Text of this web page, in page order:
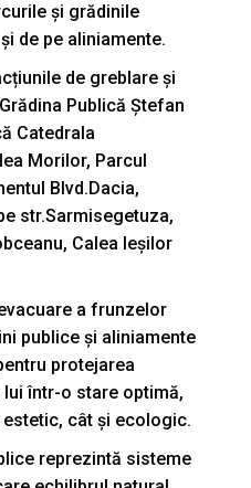
și grădinile
de pe aliniamente.
de greblare și
Publică Ștefan
Catedrala
Morilor, Parcul
Blvd.Dacia,
str.Sarmisegetuza,
Calea Ieșilor
a frunzelor
publice și aliniamente
protejarea
într-o stare optimă,
cât și ecologic.
reprezintă sisteme